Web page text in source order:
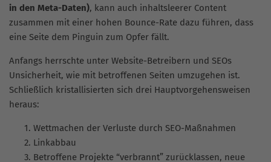
in den Meta-Daten), kann auch inhaltsleerer Content
zusammen mit einer hohen Bounce-Rate dazu führen, dass
eine Seite dem Pinguin zum Opfer fällt.
Anfangs herrschte unter Website-Betreibern und SEOs
Unsicherheit, wie mit betroffenen Seiten umzugehen ist.
Schließlich kristallisierten sich drei Hauptvorgehensweisen
heraus:
Wettmachen der Verluste durch SEO-Maßnahmen
Linkabbau
Betroffene Projekte “verbrannt” zurücklassen, neue